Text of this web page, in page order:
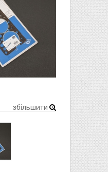
збільшити